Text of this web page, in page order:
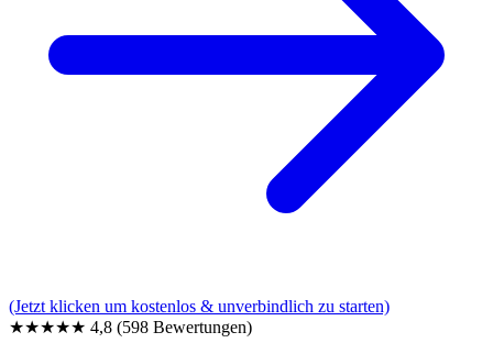
(Jetzt klicken um kostenlos & unverbindlich zu starten)
★★★★★ 4,8 (598 Bewertungen)